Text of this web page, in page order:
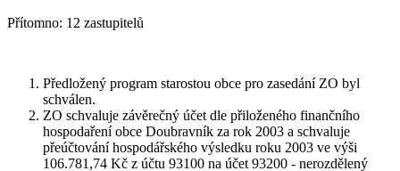
Přítomno: 12 zastupitelů
Předložený program starostou obce pro zasedání ZO byl
schválen.
ZO schvaluje závěrečný účet dle přiloženého finančního
hospodaření obce Doubravník za rok 2003 a schvaluje
přeúčtování hospodářského výsledku roku 2003 ve výši
106.781,74 Kč z účtu 93100 na účet 93200 - nerozdělený